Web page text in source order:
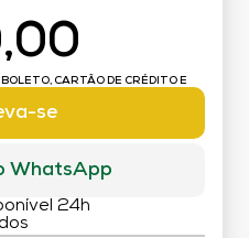
CARTÃO DE CRÉDITO E
se
WhatsApp
24h